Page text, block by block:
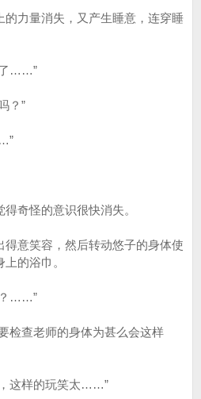
力量消失，又产生睡意，连穿睡
……”
？”
怪的意识很快消失。
意笑容，然后转动悠子的身体使
的浴巾。
……”
查老师的身体为甚么会这样
这样的玩笑太……”